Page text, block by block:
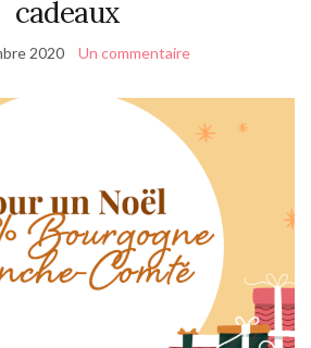
cadeaux
2020 Un commentaire